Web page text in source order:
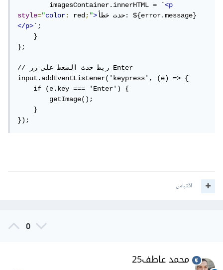
        imagesContainer.innerHTML = `
<p
style="color: red;">
حدث خطأ: ${error.message}
</p>`;
    }
};
// ربط حدث الضغط على زر Enter
input.addEventListener('keypress', (e) => {
    if (e.key === 'Enter') {
        getImage();
    }
});
اقتباس
0
محمد عاطف25